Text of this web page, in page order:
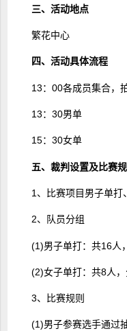
三、活动地点
繁花中心
四、活动具体流程
13：00各成员集合，
13：30男单
15：30女单
五、裁判设置及比赛规
1、比赛项目男子单打
2、队员分组
(1)男子单打：共16人
(2)女子单打：共8人
3、比赛规则
(1)男子参赛选手通过